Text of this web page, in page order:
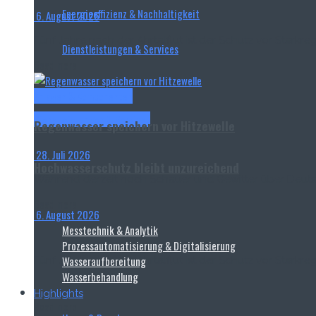
Energieeffizienz & Nachhaltigkeit
Dienstleistungen & Services
Dienstleistungen & Services
Hochwasserschutz bleibt unzureichend
6. August 2026
Fünf Jahre nach der Ahrtalflut ist der Schutz vor
6. August 2026
Regenwasser speichern vor Hitzewelle
28. Juli 2026
Messtechnik & Analytik
Prozessautomatisierung & Digitalisierung
Wasseraufbereitung
Wasserbehandlung
Highlights